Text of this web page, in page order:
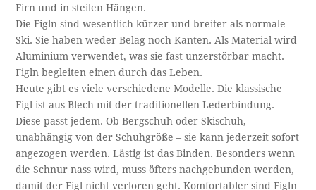
Firn und in steilen Hängen.
Die Figln sind wesentlich kürzer und breiter als normale
Ski. Sie haben weder Belag noch Kanten. Als Material wird
Aluminium verwendet, was sie fast unzerstörbar macht.
Figln begleiten einen durch das Leben.
Heute gibt es viele verschiedene Modelle. Die klassische
Figl ist aus Blech mit der traditionellen Lederbindung.
Diese passt jedem. Ob Bergschuh oder Skischuh,
unabhängig von der Schuhgröße – sie kann jederzeit sofort
angezogen werden. Lästig ist das Binden. Besonders wenn
die Schnur nass wird, muss öfters nachgebunden werden,
damit der Figl nicht verloren geht. Komfortabler sind Figln